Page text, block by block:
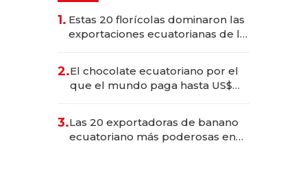
1. Estas 20 florícolas dominaron las
exportaciones ecuatorianas de la
2.El chocolate ecuatoriano por el
que el mundo paga hasta US$
3.Las 20 exportadoras de banano
ecuatoriano más poderosas en